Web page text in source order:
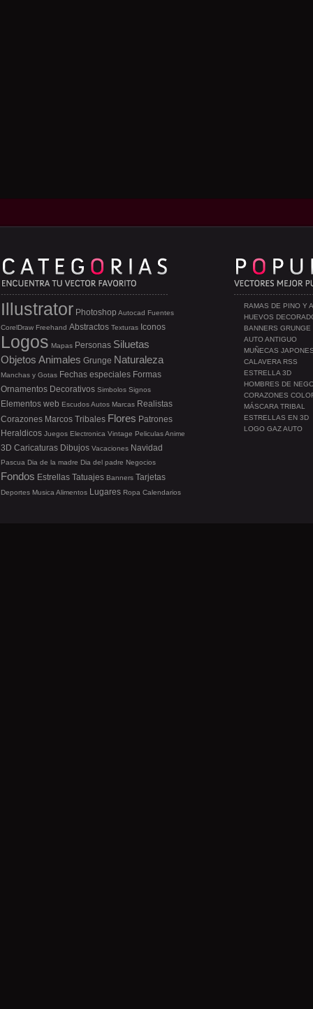
RAMAS DE PINO Y
HUEVOS
BANNERS GRUNGE
AUTO ANTIGUO
MUÑECAS
CALAVERA RSS
ESTRELLA 3D
HOMBRES DE
CORAZONES
MÁSCARA TRIBAL
ESTRELLAS EN 3D
LOGO GAZ AUTO
Illustrator Photoshop Autocad Fuentes
CorelDraw Freehand Abstractos Texturas Iconos
Logos Mapas Personas Siluetas
Objetos Animales Grunge Naturaleza
Manchas y Gotas Fechas especiales Formas
Ornamentos Decorativos Simbolos Signos
Elementos web EscudosAutos Marcas Realistas
Corazones Marcos Tribales Flores Patrones
Heraldicos Juegos Electronica Vintage PeliculasAnime
3D Caricaturas Dibujos Vacaciones Navidad
Pascua Dia de la madre Dia del padre Negocios
Fondos Estrellas Tatuajes Banners Tarjetas
Deportes Musica Alimentos Lugares Ropa Calendarios